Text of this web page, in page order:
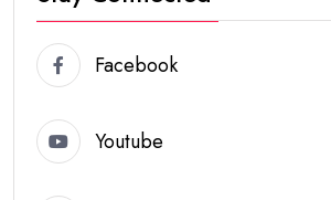
Facebook
Youtube